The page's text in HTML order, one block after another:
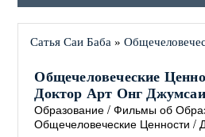
Сатья Саи Баба »
Общечеловеческие
Доктор Арт Онг Джумсаи
Образование /Фильмы об
Общечеловеческие Ценности /